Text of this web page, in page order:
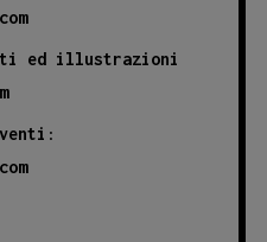
ed illustrazioni
: